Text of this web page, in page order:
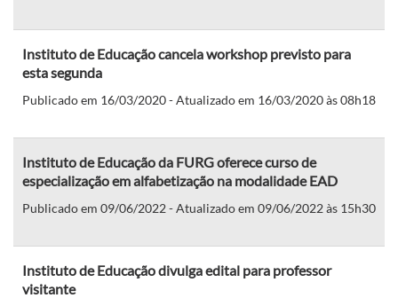
Instituto de Educação cancela workshop previsto para
esta segunda
Publicado em 16/03/2020 - Atualizado em 16/03/2020 às 08h18
Instituto de Educação da FURG oferece curso de
especialização em alfabetização na modalidade EAD
Publicado em 09/06/2022 - Atualizado em 09/06/2022 às 15h30
Instituto de Educação divulga edital para professor
visitante